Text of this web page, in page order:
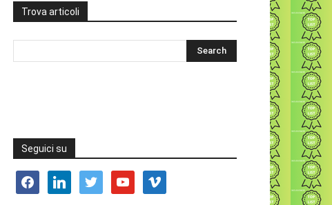
Trova articoli
Seguici su
facebooklinkedin twitter youtube vimeo